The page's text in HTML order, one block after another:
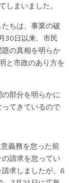
まいました。
ちは、事業の破
30日以来、市民
の真相を明らか
と市政のあり方を
部分を明らかに
てきているので
義務を怠った前
請求を怠ってい
求しましたが、6